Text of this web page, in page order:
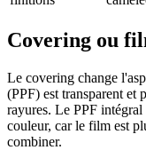
Covering ou
Le covering change
(PPF) est transparent et
rayures. Le PPF
couleur, car le film est
combiner.